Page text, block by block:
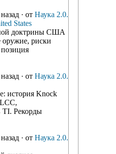
· от Наука 2.0.
States
доктрины США
оружие, риски
· от Наука 2.0.
история Knock
TI. Рекорды
· от Наука 2.0.